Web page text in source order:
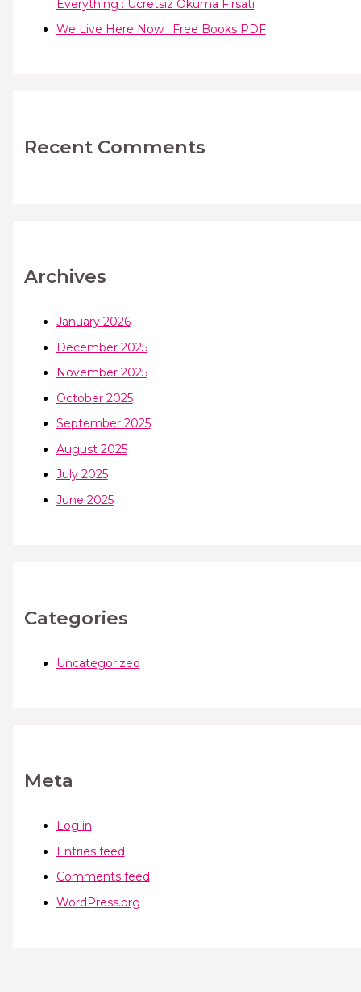
Everything : Ücretsiz Okuma Fırsatı
We Live Here Now : Free Books PDF
Recent Comments
Archives
January 2026
December 2025
November 2025
October 2025
September 2025
August 2025
July 2025
June 2025
Categories
Uncategorized
Meta
Log in
Entries feed
Comments feed
WordPress.org